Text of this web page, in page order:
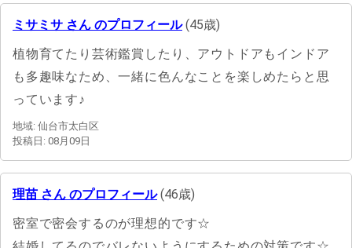
ミサミサ さん のプロフィール(45歳)
植物育てたり芸術鑑賞したり、アウトドアもインドア
も多趣味なため、一緒に色んなことを楽しめたらと思
っています♪
地域: 仙台市太白区
投稿日: 08月09日
理苗 さん のプロフィール(46歳)
密室で密会するのが理想的です☆